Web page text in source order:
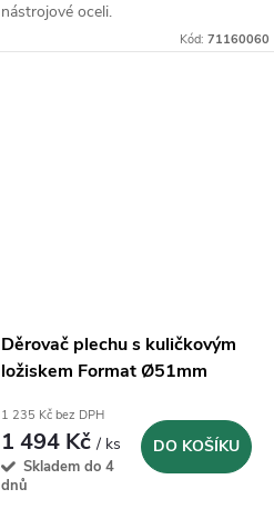
nástrojové oceli.
Kód: 71160060
Děrovač plechu s kuličkovým
ložiskem Format Ø51mm
1 235 Kč bez DPH
1 494 Kč/ ks
Skladem do 4
dnů
DO KOŠÍKU